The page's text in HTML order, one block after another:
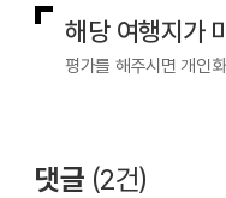
해당 여행지가
평가를 해주시면 개인
댓글 (2건)